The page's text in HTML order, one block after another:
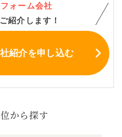
ォーム会社
ご紹介します！
紹介を申し込む
から探す